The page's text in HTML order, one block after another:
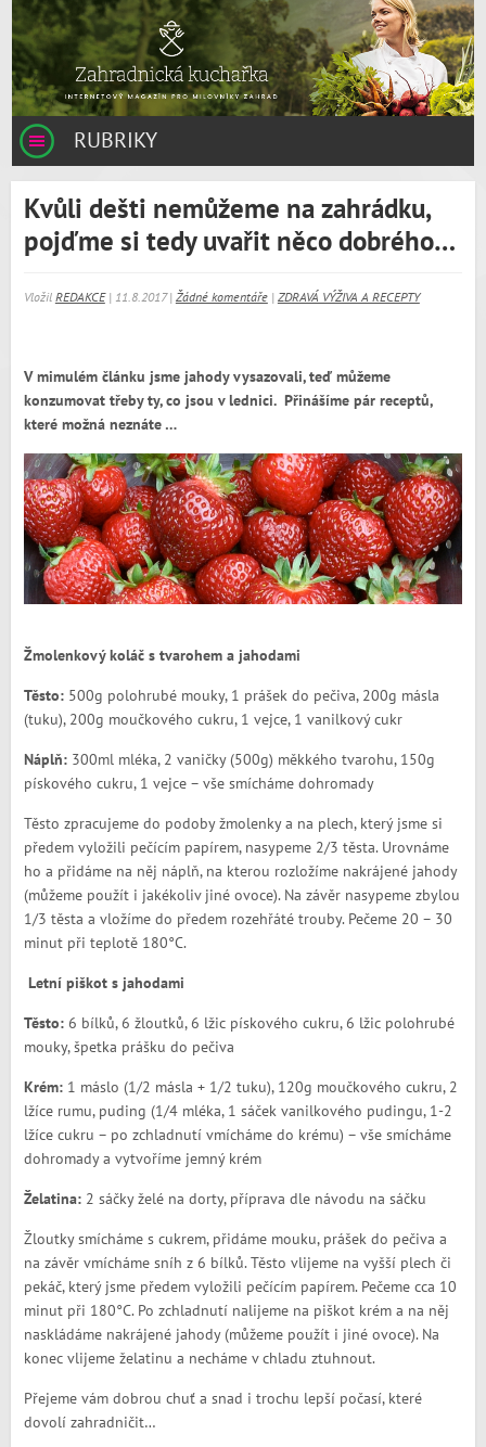
RUBRIKY
Kvůli dešti nemůžeme na zahrádku,
pojďme si tedy uvařit něco dobrého…
Vložil REDAKCE| 11.8.2017 | Žádné komentáře| ZDRAVÁ VÝŽIVA A RECEPTY
V mimulém článku jsme jahody vysazovali, teď můžeme
konzumovat třeby ty, co jsou v lednici. Přinášíme pár receptů,
které možná neznáte …
Žmolenkový koláč s tvarohem a jahodami
Těsto:500g polohrubé mouky, 1 prášek do pečiva, 200g másla
(tuku), 200g moučkového cukru, 1 vejce, 1 vanilkový cukr
Náplň:300ml mléka, 2 vaničky (500g) měkkého tvarohu, 150g
pískového cukru, 1 vejce – vše smícháme dohromady
Těsto zpracujeme do podoby žmolenky a na plech, který jsme si
předem vyložili pečícím papírem, nasypeme 2/3 těsta. Urovnáme
ho a přidáme na něj náplň, na kterou rozložíme nakrájené jahody
(můžeme použít i jakékoliv jiné ovoce). Na závěr nasypeme zbylou
1/3 těsta a vložíme do předem rozehřáté trouby. Pečeme 20 – 30
minut při teplotě 180°C.
Letní piškot s jahodami
Těsto:6 bílků, 6 žloutků, 6 lžic pískového cukru, 6 lžic polohrubé
mouky, špetka prášku do pečiva
Krém: 1 máslo (1/2 másla + 1/2 tuku), 120g moučkového cukru, 2
lžíce rumu, puding (1/4 mléka, 1 sáček vanilkového pudingu, 1-2
lžíce cukru – po zchladnutí vmícháme do krému) – vše smícháme
dohromady a vytvoříme jemný krém
Želatina:2 sáčky želé na dorty, příprava dle návodu na sáčku
Žloutky smícháme s cukrem, přidáme mouku, prášek do pečiva a
na závěr vmícháme sníh z 6 bílků. Těsto vlijeme na vyšší plech či
pekáč, který jsme předem vyložili pečícím papírem. Pečeme cca 10
minut při 180°C. Po zchladnutí nalijeme na piškot krém a na něj
naskládáme nakrájené jahody (můžeme použít i jiné ovoce). Na
konec vlijeme želatinu a necháme v chladu ztuhnout.
Přejeme vám dobrou chuť a snad i trochu lepší počasí, které
dovolí zahradničit…